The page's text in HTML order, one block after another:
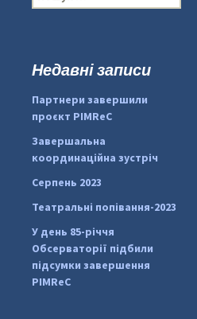
о
:Недавні записи
Партнери завершили
проєкт PIMReC
Завершальна
координаційна зустріч
Серпень 2023
Театральні попівання-2023
У день 85-річчя
Обсерваторії підбили
підсумки завершення
PIMReC